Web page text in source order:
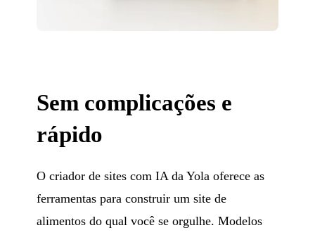
Sem complicações e
rápido
O criador de sites com IA da Yola oferece as
ferramentas para construir um site de
alimentos do qual você se orgulhe. Modelos